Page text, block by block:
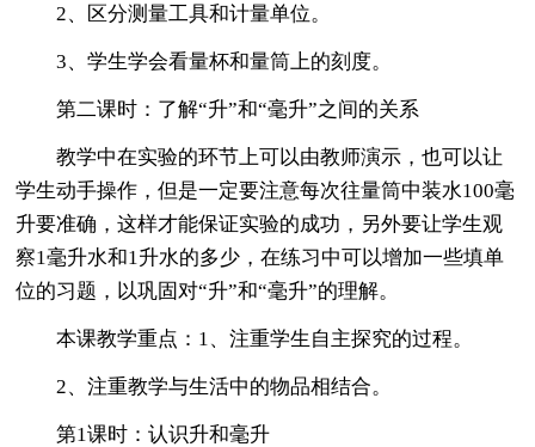
2、区分测量工具和计量单位。
3、学生学会看量杯和量筒上的刻度。
第二课时：了解“升”和“毫升”之间的关系
教学中在实验的环节上可以由教师演示，也可以让
学生动手操作，但是一定要注意每次往量筒中装水100毫
升要准确，这样才能保证实验的成功，另外要让学生观
察1毫升水和1升水的多少，在练习中可以增加一些填单
位的习题，以巩固对“升”和“毫升”的理解。
本课教学重点：1、注重学生自主探究的过程。
2、注重教学与生活中的物品相结合。
第1课时：认识升和毫升